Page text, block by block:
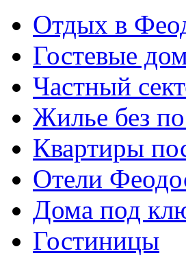
Отдых в
Гостевые
Частный
Жилье без
Квартиры
Отели
Дома под
Гостиницы